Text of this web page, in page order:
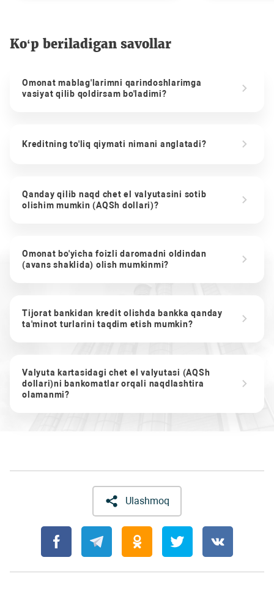
Ko‘p beriladigan savollar
Omonat mablag'larimni qarindoshlarimga
vasiyat qilib qoldirsam bo'ladimi?
Kreditning to'liq qiymati nimani anglatadi?
Qanday qilib naqd chet el valyutasini sotib
olishim mumkin (AQSh dollari)?
Omonat bo'yicha foizli daromadni oldindan
(avans shaklida) olish mumkinmi?
Tijorat bankidan kredit olishda bankka qanday
ta'minot turlarini taqdim etish mumkin?
Valyuta kartasidagi chet el valyutasi (AQSh
dollari)ni bankomatlar orqali naqdlashtira
olamanmi?
Ulashmoq